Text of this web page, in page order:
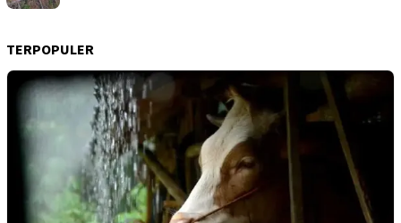
TERPOPULER